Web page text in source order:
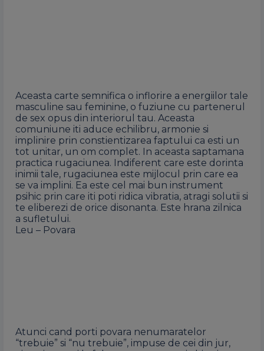
Aceasta carte semnifica o inflorire a energiilor tale
masculine sau feminine, o fuziune cu partenerul
de sex opus din interiorul tau. Aceasta
comuniune iti aduce echilibru, armonie si
implinire prin constientizarea faptului ca esti un
tot unitar, un om complet. In aceasta saptamana
practica rugaciunea. Indiferent care este dorinta
inimii tale, rugaciunea este mijlocul prin care ea
se va implini. Ea este cel mai bun instrument
psihic prin care iti poti ridica vibratia, atragi solutii si
te eliberezi de orice disonanta. Este hrana zilnica
a sufletului.
Leu – Povara
Atunci cand porti povara nenumaratelor
“trebuie” si “nu trebuie”, impuse de cei din jur,